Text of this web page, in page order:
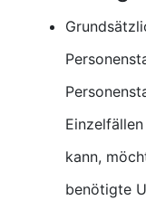
kann,
benötigte